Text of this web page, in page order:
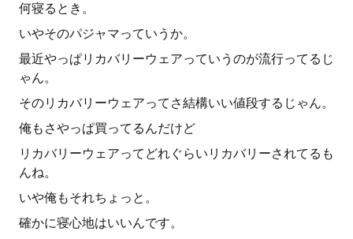
何寝るとき。
いやそのパジャマっていうか。
最近やっぱリカバリーウェアっていうのが流行ってるじ
ゃん。
そのリカバリーウェアってさ結構いい値段するじゃん。
俺もさやっぱ買ってるんだけど
リカバリーウェアってどれぐらいリカバリーされてるも
んね。
いや俺もそれちょっと。
確かに寝心地はいいんです。